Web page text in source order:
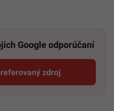
Google odporúčaní
zdroj
Startitup, odkaz sa otvorí v